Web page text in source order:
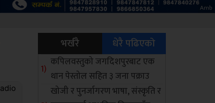
ksbus
भर्खरै धेरै पढिएको
कपिलवस्तुको जगदिशपुरबाट एक
थान पेस्तोल सहित ३ जना पक्राउ
खोजी र पुनर्जागरण भाषा, संस्कृति र